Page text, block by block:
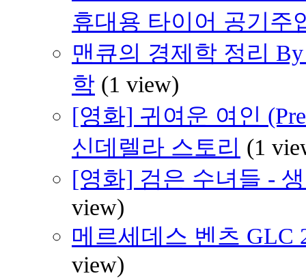
휴대용 타이어 공기주
맨큐의 경제학 정리
학 (1 view)
[영화] 귀여운 여인
신데렐라 스토리 (1
[영화] 검은 수녀들 -
view)
메르세데스 벤츠 GLC
view)